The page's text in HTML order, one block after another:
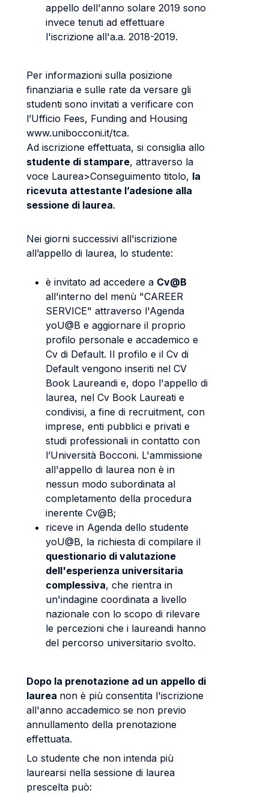
appello dell'anno solare 2019 sono
invece tenuti ad effettuare
l'iscrizione all'a.a. 2018-2019.
Per informazioni sulla posizione
finanziaria e sulle rate da versare gli
studenti sono invitati a verificare con
l’Ufficio Fees, Funding and Housing
www.unibocconi.it/tca.
Ad iscrizione effettuata, si consiglia allo
studente di stampare, attraverso la
voce Laurea>Conseguimento titolo, la
ricevuta attestante l’adesione alla
sessione di laurea.
Nei giorni successivi all'iscrizione
all’appello di laurea, lo studente:
è invitato ad accedere a Cv@B
all'interno del menù "CAREER
SERVICE" attraverso l'Agenda
yoU@B e aggiornare il proprio
profilo personale e accademico e
Cv di Default. Il profilo e il Cv di
Default vengono inseriti nel CV
Book Laureandi e, dopo l'appello di
laurea, nel Cv Book Laureati e
condivisi, a fine di recruitment, con
imprese, enti pubblici e privati e
studi professionali in contatto con
l’Università Bocconi. L'ammissione
all'appello di laurea non è in
nessun modo subordinata al
completamento della procedura
inerente Cv@B;
riceve in Agenda dello studente
yoU@B, la richiesta di compilare il
questionario di valutazione
dell'esperienza universitaria
complessiva, che rientra in
un'indagine coordinata a livello
nazionale con lo scopo di rilevare
le percezioni che i laureandi hanno
del percorso universitario svolto.
Dopo la prenotazione ad un appello di
laurea non è più consentita l'iscrizione
all'anno accademico se non previo
annullamento della prenotazione
effettuata.
Lo studente che non intenda più
laurearsi nella sessione di laurea
prescelta può: